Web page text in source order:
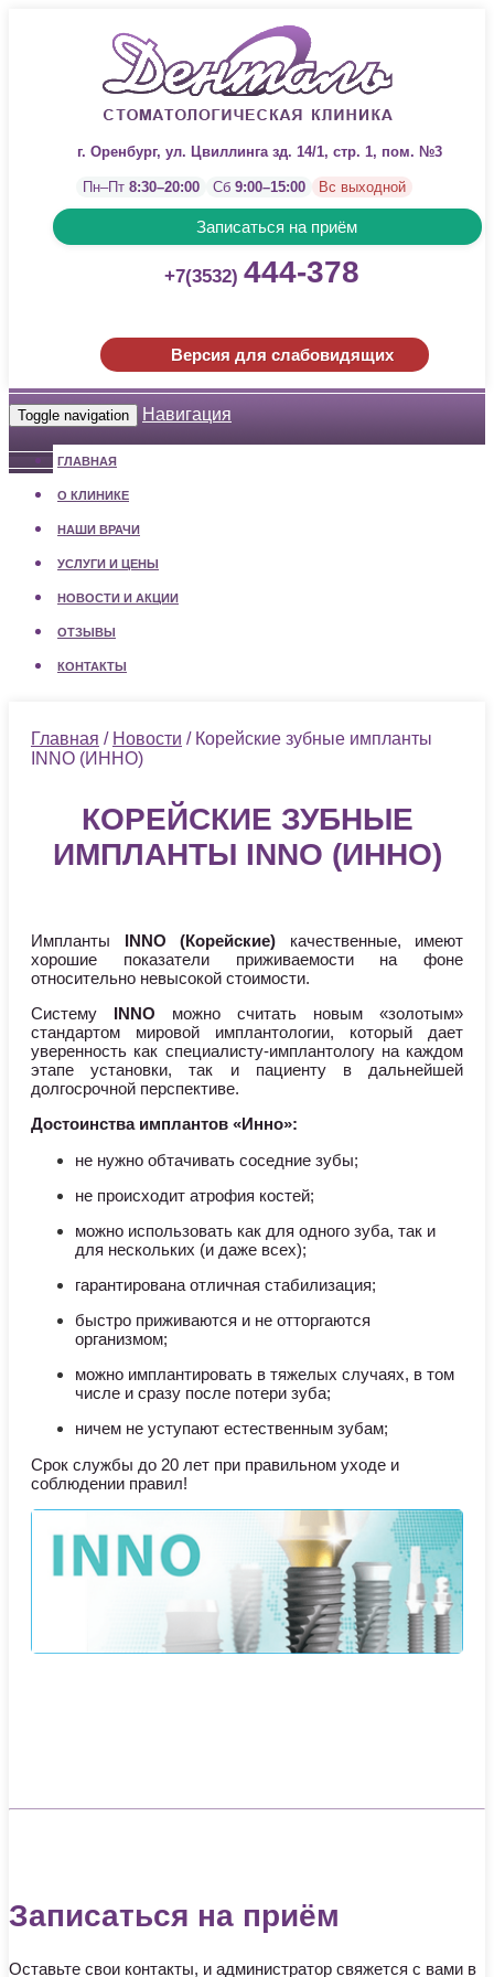
г. Оренбург, ул. Цвиллинга зд. 14/1, стр. 1, пом. №3
Пн–Пт 8:30–20:00 Сб 9:00–15:00 Вс выходной
Записаться на приём
+7(3532) 444-378
Версия для слабовидящих
Toggle navigation Навигация
ГЛАВНАЯ
О КЛИНИКЕ
НАШИ ВРАЧИ
УСЛУГИ И ЦЕНЫ
НОВОСТИ И АКЦИИ
ОТЗЫВЫ
КОНТАКТЫ
Главная / Новости / Корейские зубные импланты
INNO (ИННО)
КОРЕЙСКИЕ ЗУБНЫЕ
ИМПЛАНТЫ INNO (ИННО)
Импланты INNO (Корейские) качественные, имеют
хорошие показатели приживаемости на фоне
относительно невысокой стоимости.
Систему INNO можно считать новым «золотым»
стандартом мировой имплантологии, который дает
уверенность как специалисту-имплантологу на каждом
этапе установки, так и пациенту в дальнейшей
долгосрочной перспективе.
Достоинства имплантов «Инно»:
не нужно обтачивать соседние зубы;
не происходит атрофия костей;
можно использовать как для одного зуба, так и
для нескольких (и даже всех);
гарантирована отличная стабилизация;
быстро приживаются и не отторгаются
организмом;
можно имплантировать в тяжелых случаях, в том
числе и сразу после потери зуба;
ничем не уступают естественным зубам;
Срок службы до 20 лет при правильном уходе и
соблюдении правил!
Записаться на приём
Оставьте свои контакты, и администратор свяжется с вами в